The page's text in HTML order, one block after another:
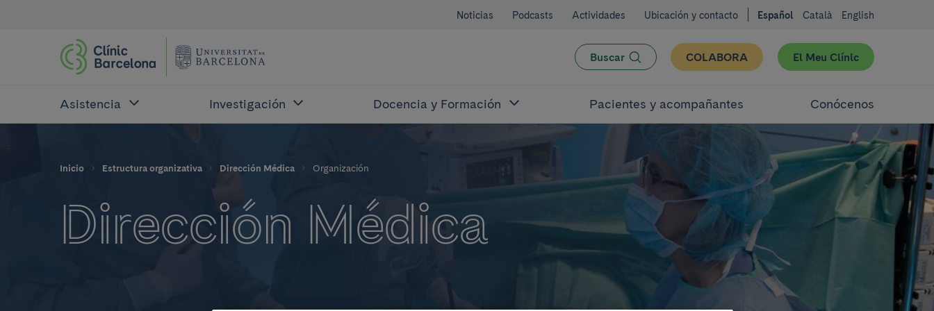
Noticias Podcasts Actividades Ubicación y contacto Español Català English
Buscar COLABORA El Meu Clínic
Asistencia Investigación Docencia y Formación Pacientes y acompañantes Conócenos
Inicio Estructura organizativa Dirección Médica Organización
Dirección Médica